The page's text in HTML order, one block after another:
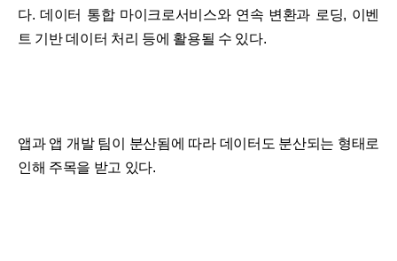
다. 데이터 통합 마이크로서비스와 연속 변환과 로딩, 이벤
트 기반 데이터 처리 등에 활용될 수 있다.
앱과 앱 개발 팀이 분산됨에 따라 데이터도 분산되는 형태로
인해 주목을 받고 있다.